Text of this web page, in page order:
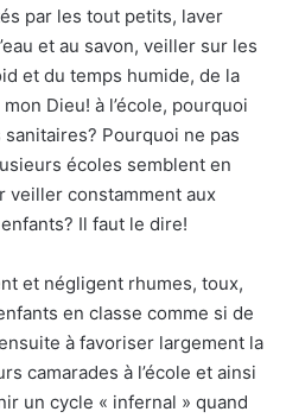
par les tout petits, laver
et au savon, veiller sur les
et du temps humide, de la
Dieu! à l’école, pourquoi
Pourquoi ne pas
écoles semblent en
veiller constamment aux
Il faut le dire!
et négligent rhumes, toux,
en classe comme si de
à favoriser largement la
camarades à l’école et ainsi
un cycle « infernal » quand